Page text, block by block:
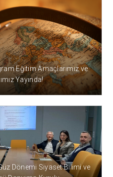
Eğitim Amaçlarımız ve
Yayında!
Dönemi Siyaset Bilimi ve